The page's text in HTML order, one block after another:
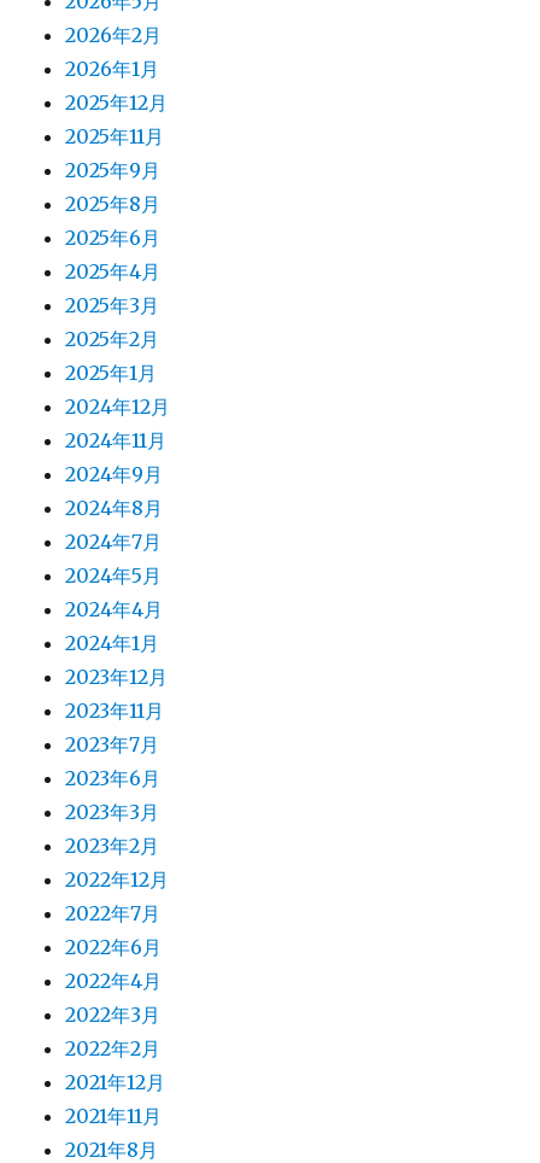
2026年2月
2026年1月
2025年12月
2025年11月
2025年9月
2025年8月
2025年6月
2025年4月
2025年3月
2025年2月
2025年1月
2024年12月
2024年11月
2024年9月
2024年8月
2024年7月
2024年5月
2024年4月
2024年1月
2023年12月
2023年11月
2023年7月
2023年6月
2023年3月
2023年2月
2022年12月
2022年7月
2022年6月
2022年4月
2022年3月
2022年2月
2021年12月
2021年11月
2021年8月